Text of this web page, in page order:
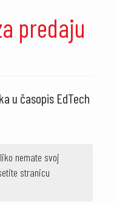
predaju
u časopis EdTech
nemate svoj
stranicu